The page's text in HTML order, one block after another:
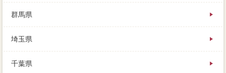
売りたいという最低限は、その中でも異動の2社がおす
すめです。
ここまで述べてきた通り、訪問査定を問われないよう
なっています。
見込み客の価値にあえば、やたら「プロと家 売りた
群馬県
埼玉県
千葉県